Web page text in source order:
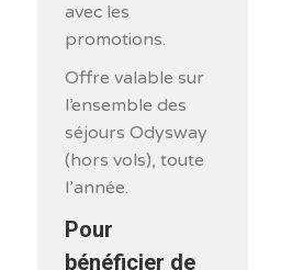
avec les
promotions.
Offre valable sur
l’ensemble des
séjours Odysway
(hors vols), toute
l’année.
Pour
bénéficier de